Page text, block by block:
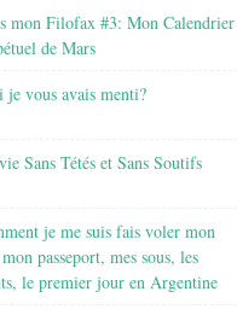
mon Filofax #3: Mon Calendrier
de Mars
je vous avais menti?
Sans Tétés et Sans Soutifs
je me suis fais voler mon
passeport, mes sous, les
le premier jour en Argentine